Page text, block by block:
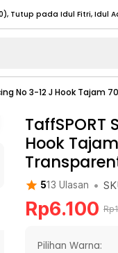
Tutup pada Idul Fitri
- 17:00)Selengkapnya
- 17:00)Selengkapnya
Tutup pada Idul Fitri
Tutup pada Idul Fitri
Tutup pada Idul Fitri
No 3-12 J Hook Tajam
TaffSPORT
Hook
513 Ulasan •
Rp6.100 Rp
Pilihan Warna: